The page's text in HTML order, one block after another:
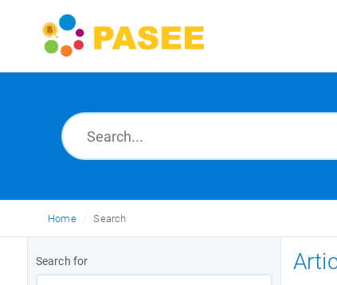
Home Search
Search for